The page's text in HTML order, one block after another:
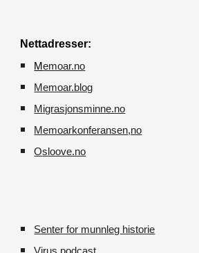
Nettadresser:
Memoar.no
Memoar.blog
M igrasjonsminne.no
Memoarkonferansen,no
Osloove.no
Senter for munnleg historie